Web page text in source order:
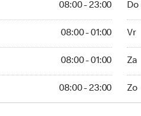
08:00 - 23:00
08:00 - 01:00
08:00 - 01:00
08:00 - 23:00
Do
Vr
Za
Zo